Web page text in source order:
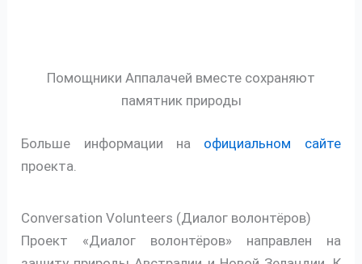
Помощники Аппалачей вместе сохраняют
памятник природы
Больше информации на официальном сайте
проекта.
Conversation Volunteers (Диалог волонтёров)
Проект «Диалог волонтёров» направлен на